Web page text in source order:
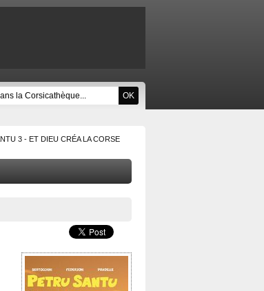
3 - ET DIEU CRÉA LA CORSE